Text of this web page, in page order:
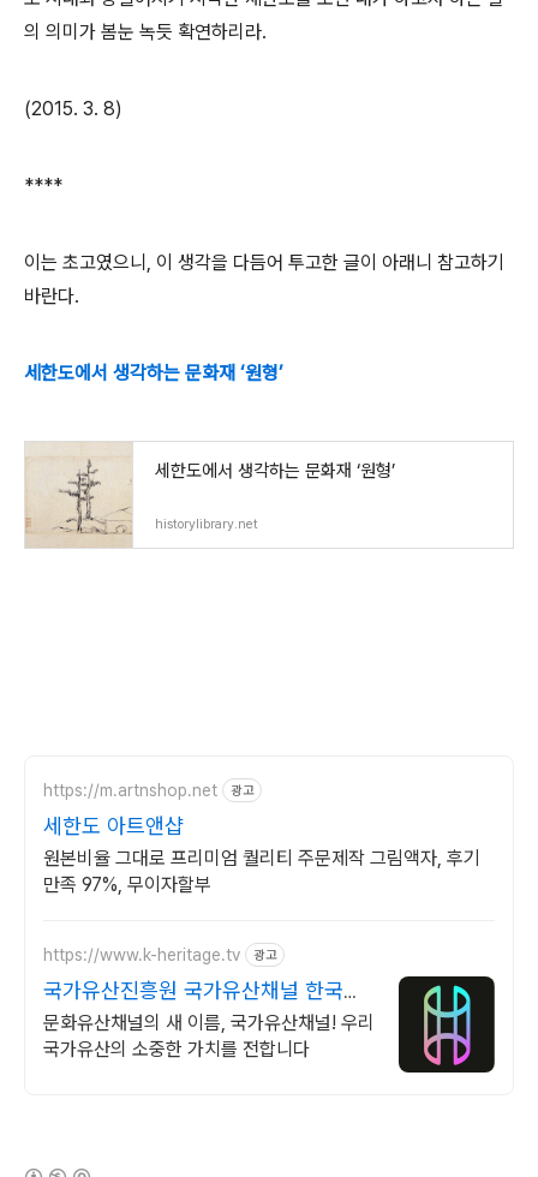
의 의미가 봄눈 녹듯 확연하리라.
(2015. 3. 8)
****
이는 초고였으니, 이 생각을 다듬어 투고한 글이 아래니 참고하기
바란다.
세한도에서 생각하는 문화재 ‘원형’
세한도에서 생각하는 문화재 ‘원형’
historylibrary.net
https://m.artnshop.net 광고
세한도 아트앤샵
원본비율 그대로 프리미엄 퀄리티 주문제작 그림액자, 후기
만족 97%, 무이자할부
https://www.k-heritage.tv 광고
국가유산진흥원 국가유산채널 한국의
세계유산 영상
문화유산채널의 새 이름, 국가유산채널! 우리
국가유산의 소중한 가치를 전합니다